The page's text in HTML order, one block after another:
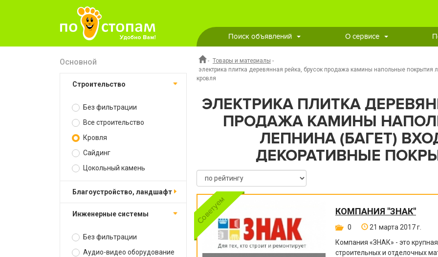
Поиск объявлений О сервисе
Основной
Строительство
Без фильтрации
Все строительство
Кровля
Сайдинг
Цокольный камень
Благоустройство, ландшафт
Инженерные системы
Без фильтрации
Аудио-видео оборудование
- Товары и материалы -
электрика плитка деревянная рейка, брусок продажа камины напольные
кровля
ЭЛЕКТРИКА ПЛИТКА
ПРОДАЖА КАМИНЫ
ЛЕПНИНА (БАГЕТ)
ДЕКОРАТИВНЫЕ
КОМПАНИЯ "ЗНАК"
0
21 марта 2017 г.
Компания «ЗНАК» - это
строительных и отделочных